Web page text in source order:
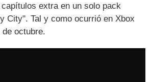
extra en un solo pack
City". Tal y como ocurrió en Xbox
octubre.